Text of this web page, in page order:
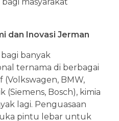
dan Inovasi Jerman
banyak
ternama di berbagai
BMW,
(Siemens, Bosch), kimia
lagi. Penguasaan
pintu lebar untuk